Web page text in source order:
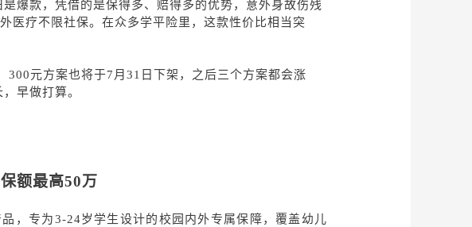
爆款，凭借的是保得多、赔得多的优势，意外身故伤残
医疗不限社保。在众多学平险里，这款性价比相当突
300元方案也将于7月31日下架，之后三个方案都会涨
早做打算。
额最高50万
，专为3-24岁学生设计的校园内外专属保障，覆盖幼儿